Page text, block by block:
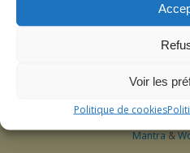
Voir les
Politique de cookies
Tous droits réservés
Société Napoléonienne du Pays de
Mantra&